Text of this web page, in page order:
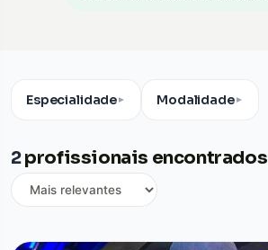
Especialidade▼ Modalidade▼
2profissionais encontrados